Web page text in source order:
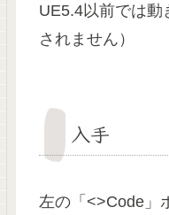
UE5.4以前では
されません）
入手
左の「<>Code」